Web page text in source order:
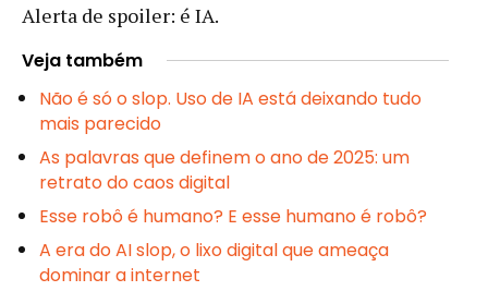
Alerta de spoiler: é IA.
Veja também
Não é só o slop. Uso de IA está deixando tudo
mais parecido
As palavras que definem o ano de 2025: um
retrato do caos digital
Esse robô é humano? E esse humano é robô?
A era do AI slop, o lixo digital que ameaça
dominar a internet